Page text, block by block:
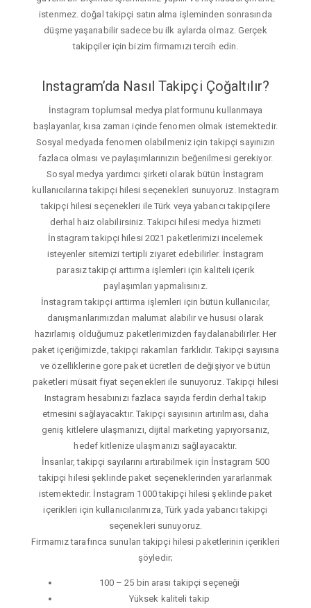
istenmez. doğal takipçi satın alma işleminden sonrasında
düşme yaşanabilir sadece bu ilk aylarda olmaz. Gerçek
takipçiler için bizim firmamızı tercih edin.
Instagram’da Nasıl Takipçi Çoğaltılır?
İnstagram toplumsal medya platformunu kullanmaya
başlayanlar, kısa zaman içinde fenomen olmak istemektedir.
Sosyal medyada fenomen olabilmeniz için takipçi sayınızın
fazlaca olması ve paylaşımlarınızın beğenilmesi gerekiyor.
Sosyal medya yardımcı şirketi olarak bütün İnstagram
kullanıcılarına takipçi hilesi seçenekleri sunuyoruz. Instagram
takipçi hilesi seçenekleri ile Türk veya yabancı takipçilere
derhal haiz olabilirsiniz. Takipci hilesi medya hizmeti
İnstagram takipçi hilesi 2021 paketlerimizi incelemek
isteyenler sitemizi tertipli ziyaret edebilirler. İnstagram
parasız takipçi arttırma işlemleri için kaliteli içerik
paylaşımları yapmalısınız.
İnstagram takipçi arttirma işlemleri için bütün kullanıcılar,
danışmanlarımızdan malumat alabilir ve hususi olarak
hazırlamış olduğumuz paketlerimizden faydalanabilirler. Her
paket içeriğimizde, takipçi rakamları farklıdır. Takipçi sayısına
ve özelliklerine gore paket ücretleri de değişiyor ve bütün
paketleri müsait fiyat seçenekleri ile sunuyoruz. Takipçi hilesi
Instagram hesabınızı fazlaca sayıda ferdin derhal takip
etmesini sağlayacaktır. Takipçi sayısının artırılması, daha
geniş kitlelere ulaşmanızı, dijital marketing yapıyorsanız,
hedef kitlenize ulaşmanızı sağlayacaktır.
İnsanlar, takipçi sayılarını artırabilmek için İnstagram 500
takipçi hilesi şeklinde paket seçeneklerinden yararlanmak
istemektedir. İnstagram 1000 takipçi hilesi şeklinde paket
içerikleri için kullanıcılarımıza, Türk yada yabancı takipçi
seçenekleri sunuyoruz.
Firmamız tarafınca sunulan takipçi hilesi paketlerinin içerikleri
şöyledir;
100 – 25 bin arası takipçi seçeneği
Yüksek kaliteli takip